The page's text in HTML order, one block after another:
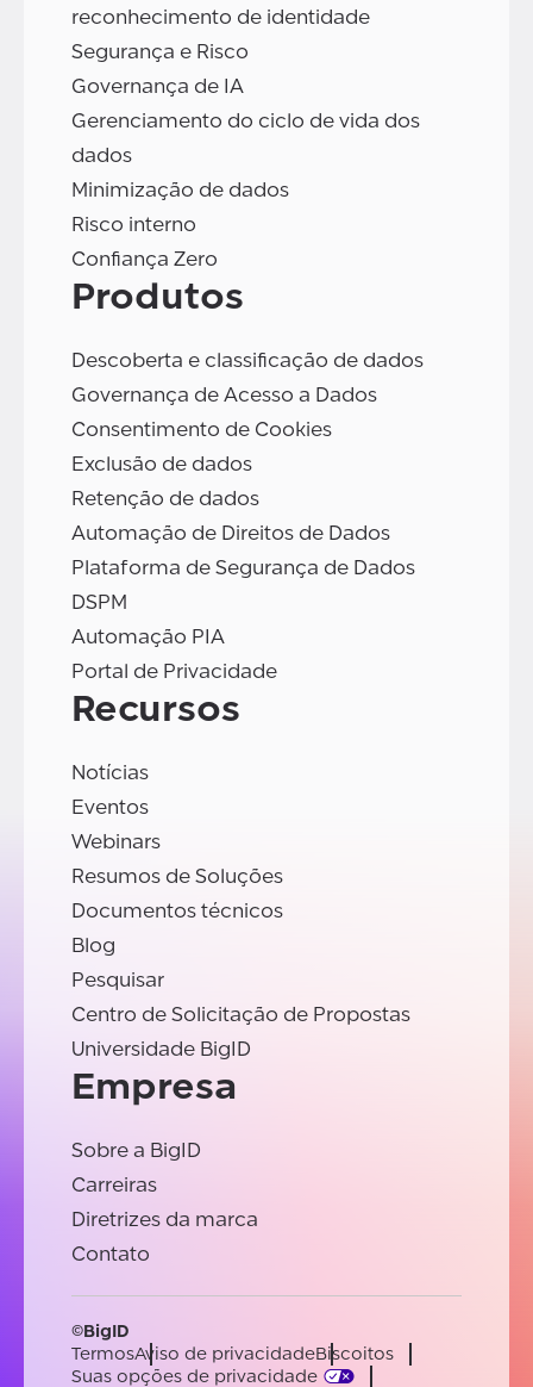
reconhecimento de identidade
Segurança e Risco
Governança de IA
Gerenciamento do ciclo de vida dos
dados
Minimização de dados
Risco interno
Confiança Zero
Produtos
Descoberta e classificação de dados
Governança de Acesso a Dados
Consentimento de Cookies
Exclusão de dados
Retenção de dados
Automação de Direitos de Dados
Plataforma de Segurança de Dados
DSPM
Automação PIA
Portal de Privacidade
Recursos
Notícias
Eventos
Webinars
Resumos de Soluções
Documentos técnicos
Blog
Pesquisar
Centro de Solicitação de Propostas
Universidade BigID
Empresa
Sobre a BigID
Carreiras
Diretrizes da marca
Contato
©BigID
TermosAviso de privacidadeBiscoitos
Suas opções de privacidade